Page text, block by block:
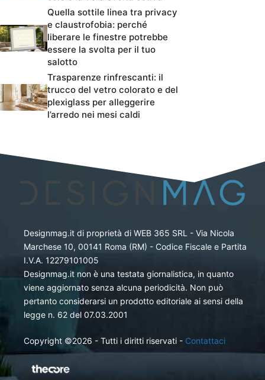
Quella sottile linea tra privacy
e claustrofobia: perché
liberare le finestre potrebbe
essere la svolta per il tuo
salotto
Trasparenze rinfrescanti: il
trucco del vetro colorato e del
plexiglass per alleggerire
l’arredo nei mesi caldi
Designmag.it di proprietà di WEB 365 SRL - Via Nicola
Marchese 10, 00141 Roma (RM) - Codice Fiscale e Partita
I.V.A. 12279101005
Designmag.it non è una testata giornalistica, in quanto
viene aggiornato senza alcuna periodicità. Non può
pertanto considerarsi un prodotto editoriale ai sensi della
legge n. 62 del 07.03.2001
Copyright ©2026 - Tutti i diritti riservati - Contattaci